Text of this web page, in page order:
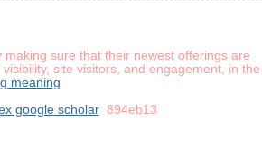
sure that their newest offerings are
site visitors, and engagement, in
meaning
google scholar894eb13